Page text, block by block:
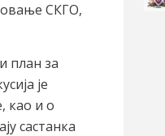
СКГО,
план за
је
као и о
састанка